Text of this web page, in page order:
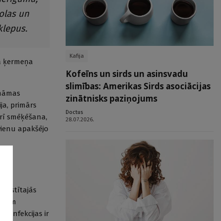
un
ķermeņa
primārs
smēķēšana,
apakšējo
infekcijas ir
Kafija
Kofeīns un sirds un asinsvadu
slimības: Amerikas Sirds asociācijas
zinātnisks paziņojums
Doctus
28.07.2026.